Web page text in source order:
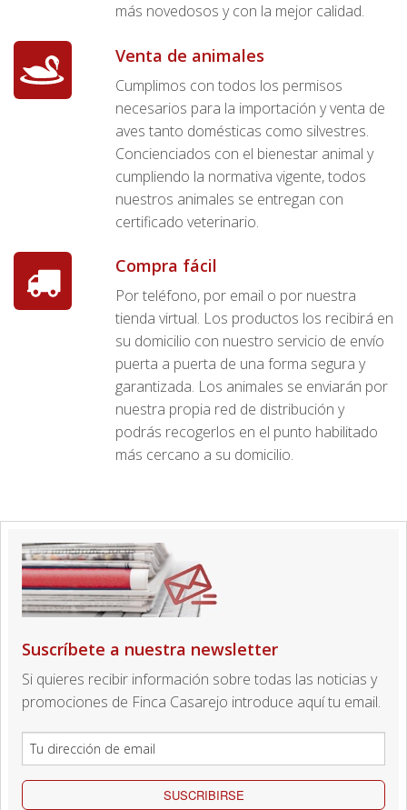
más novedosos y con la mejor calidad.
Venta de animales
Cumplimos con todos los permisos
necesarios para la importación y venta de
aves tanto domésticas como silvestres.
Concienciados con el bienestar animal y
cumpliendo la normativa vigente, todos
nuestros animales se entregan con
certificado veterinario.
Compra fácil
Por teléfono, por email o por nuestra
tienda virtual. Los productos los recibirá en
su domicilio con nuestro servicio de envío
puerta a puerta de una forma segura y
garantizada. Los animales se enviarán por
nuestra propia red de distribución y
podrás recogerlos en el punto habilitado
más cercano a su domicilio.
Suscríbete a nuestra newsletter
Si quieres recibir información sobre todas las noticias y
promociones de Finca Casarejo introduce aquí tu email.
SUSCRIBIRSE